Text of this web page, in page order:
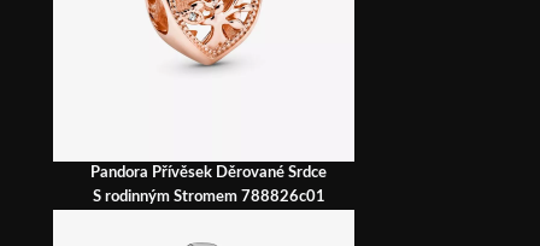
Pandora Přívěsek Děrované Srdce
S rodinným Stromem 788826c01